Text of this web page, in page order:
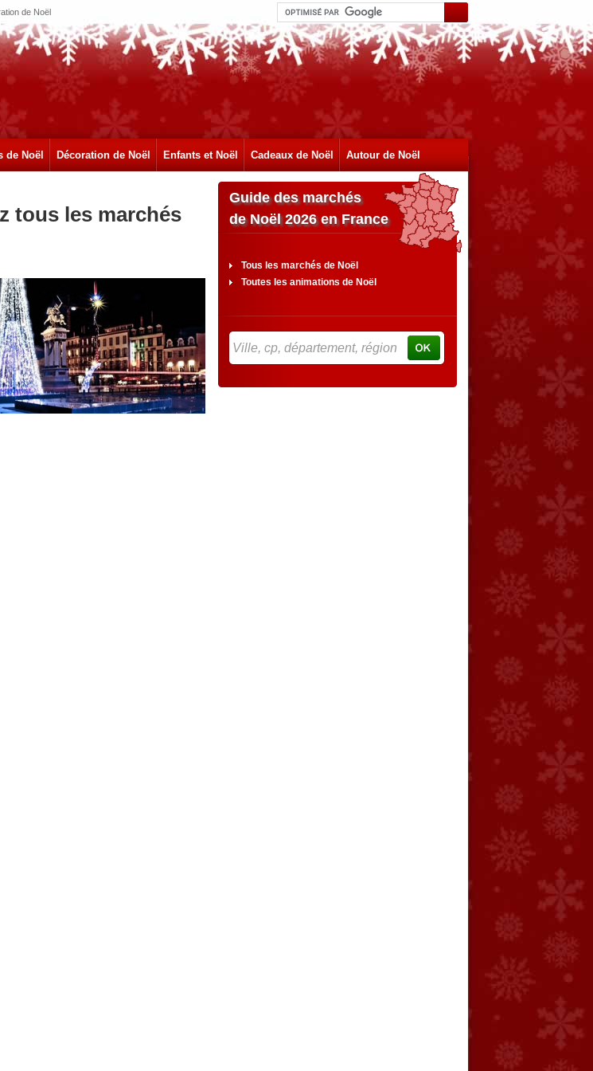
de Noël
de Noël Décoration de Noël Enfants et Noël Cadeaux de Noël Autour de Noël
tous les marchés
Guide des marchés
de Noël 2026 en France
Tous les marchés de Noël
Toutes les animations de Noël